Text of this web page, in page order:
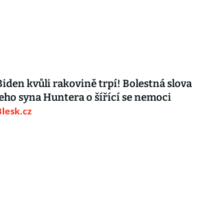
kvůli rakovině trpí! Bolestná slova
syna Huntera o šířící se nemoci